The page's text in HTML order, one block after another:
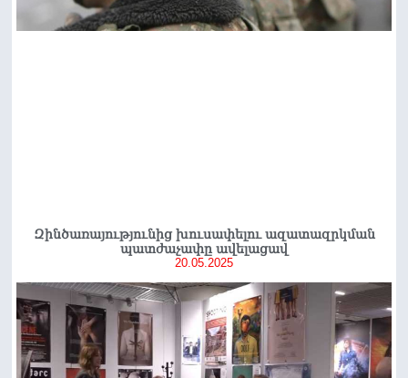
Զինծառայությունից խուսափելու ազատազրկման
պատժաչափը ավելացավ
20.05.2025